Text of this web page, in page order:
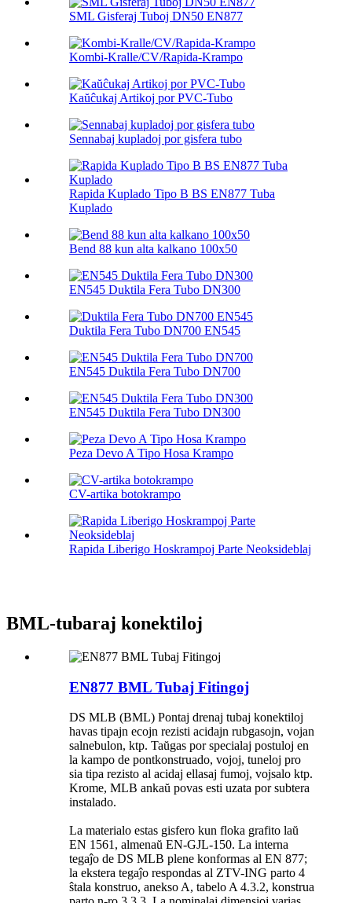
SML Gisferaj Tuboj DN50 EN877
Kombi-Kralle/CV/Rapida-Krampo
Kaŭĉukaj Artikoj por PVC-Tubo
Sennabaj kupladoj por gisfera tubo
Rapida Kuplado Tipo B BS EN877 Tuba
Kuplado
Bend 88 kun alta kalkano 100х50
EN545 Duktila Fera Tubo DN300
Duktila Fera Tubo DN700 EN545
EN545 Duktila Fera Tubo DN700
EN545 Duktila Fera Tubo DN300
Peza Devo A Tipo Hosa Krampo
CV-artika botokrampo
Rapida Liberigo Hoskrampoj Parte Neoksideblaj
BML-tubaraj konektiloj
EN877 BML Tubaj Fitingoj
DS MLB (BML) Pontaj drenaj tubaj konektiloj
havas tipajn ecojn rezisti acidajn rubgasojn, vojan
salnebulon, ktp. Taŭgas por specialaj postuloj en
la kampo de pontkonstruado, vojoj, tuneloj pro
sia tipa rezisto al acidaj ellasaj fumoj, vojsalo ktp.
Krome, MLB ankaŭ povas esti uzata por subtera
instalado.
La materialo estas gisfero kun floka grafito laŭ
EN 1561, almenaŭ EN-GJL-150. La interna
tegaĵo de DS MLB plene konformas al EN 877;
la ekstera tegaĵo respondas al ZTV-ING parto 4
ŝtala konstruo, anekso A, tabelo A 4.3.2, konstrua